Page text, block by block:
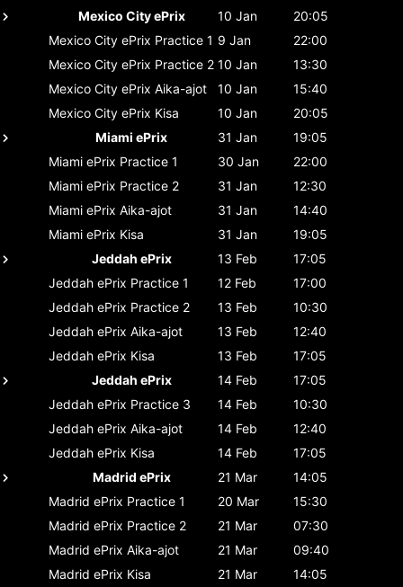
Mexico City ePrix
10 Jan
20:05
Mexico City ePrix Practice 1 9 Jan
22:00
Mexico City ePrix Practice 2 10 Jan
13:30
Mexico City ePrix Aika-ajot 10 Jan
15:40
Mexico City ePrix Kisa 10 Jan
20:05
Miami ePrix
31 Jan
19:05
Miami ePrix Practice 1 30 Jan
22:00
Miami ePrix Practice 2 31 Jan
12:30
Miami ePrix Aika-ajot 31 Jan
14:40
Miami ePrix Kisa 31 Jan
19:05
Jeddah ePrix
13 Feb
17:05
Jeddah ePrix Practice 1 12 Feb
17:00
Jeddah ePrix Practice 2 13 Feb
10:30
Jeddah ePrix Aika-ajot 13 Feb
12:40
Jeddah ePrix Kisa 13 Feb
17:05
Jeddah ePrix
14 Feb
17:05
Jeddah ePrix Practice 3 14 Feb
10:30
Jeddah ePrix Aika-ajot 14 Feb
12:40
Jeddah ePrix Kisa 14 Feb
17:05
Madrid ePrix
21 Mar
14:05
Madrid ePrix Practice 1 20 Mar
15:30
Madrid ePrix Practice 2 21 Mar
07:30
Madrid ePrix Aika-ajot 21 Mar
09:40
Madrid ePrix Kisa 21 Mar
14:05